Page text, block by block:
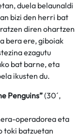
duela belaunaldi
bizi den herri bat
diren ohartzen
bera ere, giboiak
ezagutu
bat barne, eta
ikusten du.
Penguins”(30´,
operadorea eta
toki batzuetan